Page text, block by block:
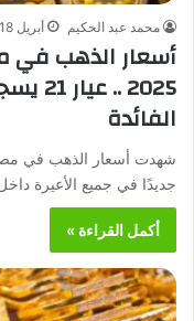
محمد عبد الحكيم أبريل 18, 2025
الفائدة
جديدًا في جميع الأعيرة
أكمل القراءة »